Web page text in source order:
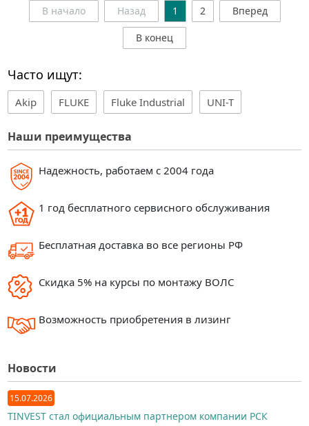
Наши преимущества
Надежность, работаем с 2004 года
1 год бесплатного сервисного обслуживания
Бесплатная доставка во все регионы РФ
Скидка 5% на курсы по монтажу ВОЛС
Возможность приобретения в лизинг
Новости
15.07.2026
TINVEST стал официальным партнером компании РСК
В начало Назад 1 2 Вперед
В конец
Часто ищут:
Akip FLUKE Fluke Industrial UNI-T